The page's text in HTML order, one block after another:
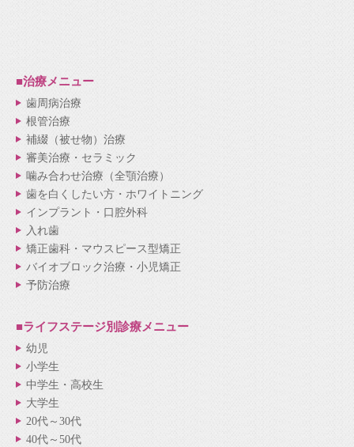
■治療メニュー
歯周病治療
根管治療
補綴（被せ物）治療
審美治療・セラミック
噛み合わせ治療（全顎治療）
歯を白くしたい方・ホワイトニング
インプラント・口腔外科
入れ歯
矯正歯科・マウスピース型矯正
バイオブロック治療・小児矯正
予防治療
■ライフステージ別診療メニュー
幼児
小学生
中学生・高校生
大学生
20代～30代
40代～50代